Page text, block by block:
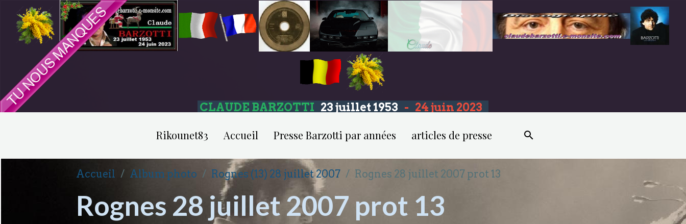
CLAUDE BARZOTTI 23 juillet 1953 - 24 juin 2023
Rikounet83 Accueil Presse Barzotti par années articles de presse
Accueil Album photo Rognes (13) 28 juillet 2007 Rognes 28 juillet 2007 prot 13
Rognes 28 juillet 2007 prot 13